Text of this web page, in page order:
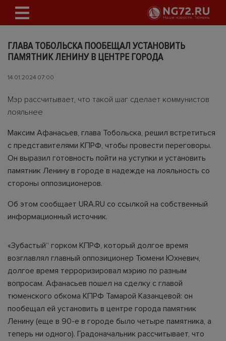
ГЛАВА ТОБОЛЬСКА ПООБЕЩАЛ УСТАНОВИТЬ
ПАМЯТНИК ЛЕНИНУ В ЦЕНТРЕ ГОРОДА
14.01.2024 07:00
Мэр рассчитывает, что такой шаг сделает коммунистов
лояльнее
Максим Афанасьев, глава Тобольска, решил встретиться
с представителями КПРФ, чтобы провести переговоры.
Он выразил готовность пойти на уступки и установить
памятник Ленину в городе в надежде на лояльность со
стороны оппозиционеров.
Об этом сообщает URA.RU со ссылкой на собственный
информационный источник.
«Зубастый“ горком КПРФ, который долгое время
возглавлял главный оппозиционер Тюмени Юхневич,
долгое время терроризировал мэрию по разным
вопросам. Афанасьев пошел на сделку с главой
тюменского обкома КПРФ Тамарой Казанцевой: он
пообещал ей установить в центре города памятник
Ленину (еще в 90-е в городе было четыре памятника, а
теперь ни одного). Градоначальник рассчитывает, что